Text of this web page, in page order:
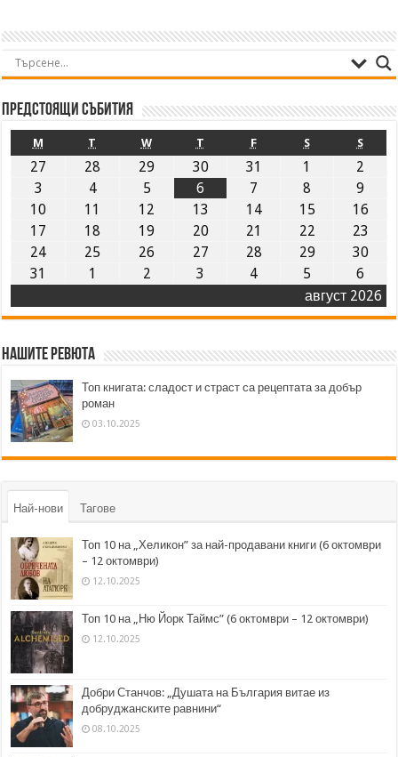
Предстоящи събития
август 2026
M T W T F S S
27 28 29 30 31 1
2
3
4 5 6 7 8
9
10
11 12 13 14 15
16
17
18 19 20 21 22
23
24
25 26 27 28 29
30
31
1 2 3 4 5 6
Нашите ревюта
Топ книгата: сладост и страст са рецептата за добър
роман
03.10.2025
Най-нови Тагове
Топ 10 на „Хеликон” за най-продавани книги (6 октомври
– 12 октомври)
12.10.2025
Топ 10 на „Ню Йорк Таймс” (6 октомври – 12 октомври)
12.10.2025
Добри Станчов: „Душата на България витае из
добруджанските равнини“
08.10.2025